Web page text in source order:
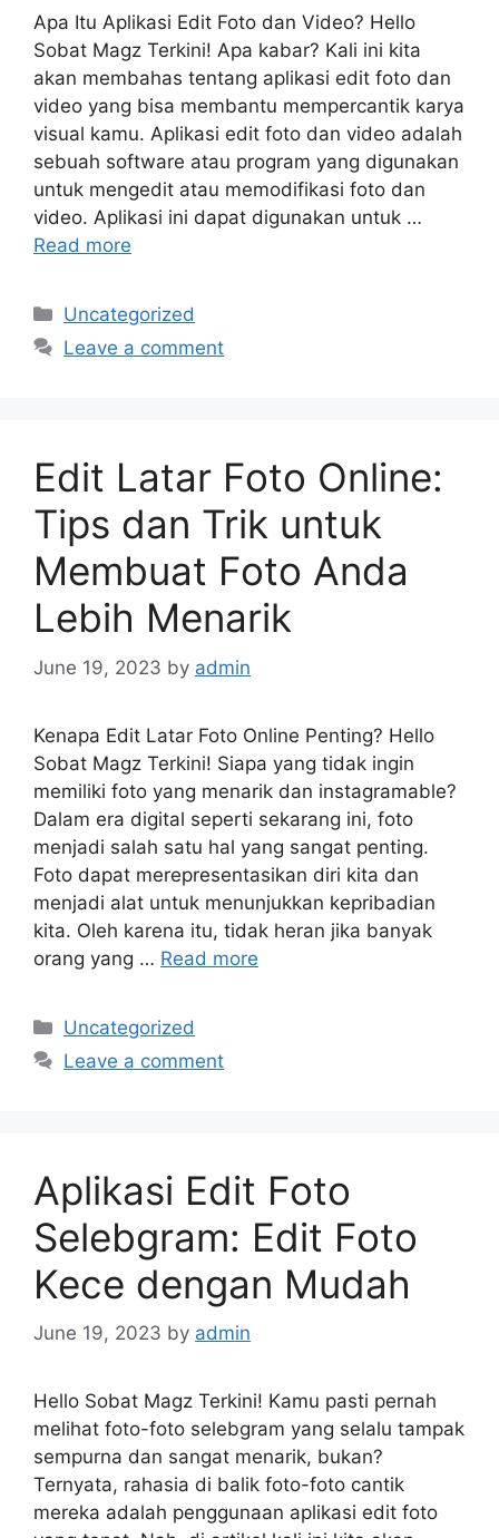
Apa Itu Aplikasi Edit Foto dan Video? Hello
Sobat Magz Terkini! Apa kabar? Kali ini kita
akan membahas tentang aplikasi edit foto dan
video yang bisa membantu mempercantik karya
visual kamu. Aplikasi edit foto dan video adalah
sebuah software atau program yang digunakan
untuk mengedit atau memodifikasi foto dan
video. Aplikasi ini dapat digunakan untuk …
Read more
Categories
Uncategorized
Leave a comment
Edit Latar Foto Online:
Tips dan Trik untuk
Membuat Foto Anda
Lebih Menarik
June 19, 2023 by admin
Kenapa Edit Latar Foto Online Penting? Hello
Sobat Magz Terkini! Siapa yang tidak ingin
memiliki foto yang menarik dan instagramable?
Dalam era digital seperti sekarang ini, foto
menjadi salah satu hal yang sangat penting.
Foto dapat merepresentasikan diri kita dan
menjadi alat untuk menunjukkan kepribadian
kita. Oleh karena itu, tidak heran jika banyak
orang yang … Read more
Categories
Uncategorized
Leave a comment
Aplikasi Edit Foto
Selebgram: Edit Foto
Kece dengan Mudah
June 19, 2023 by admin
Hello Sobat Magz Terkini! Kamu pasti pernah
melihat foto-foto selebgram yang selalu tampak
sempurna dan sangat menarik, bukan?
Ternyata, rahasia di balik foto-foto cantik
mereka adalah penggunaan aplikasi edit foto